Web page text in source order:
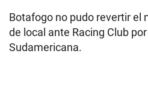
Botafogo no pudo revertir el
de local ante Racing Club
Sudamericana.